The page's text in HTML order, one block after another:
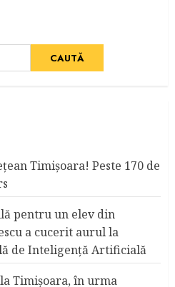
CAUTĂ
Timişoara! Peste 170 de
pentru un elev din
a cucerit aurul la
de Inteligență Artificială
Timişoara, în urma